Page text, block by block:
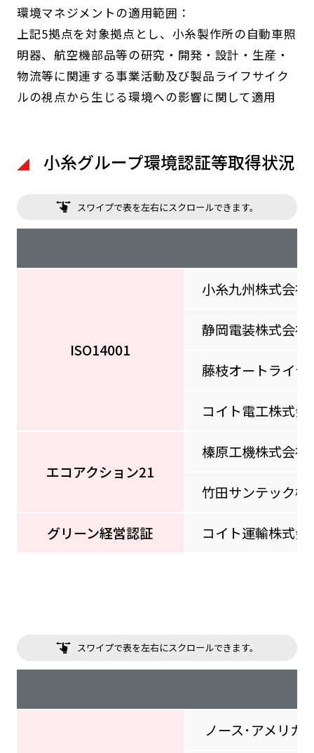
環境マネジメントの適用範囲：
上記5拠点を対象拠点とし、小糸製作所の自動車照
明器、航空機部品等の研究・開発・設計・生産・
物流等に関連する事業活動及び製品ライフサイク
ルの視点から生じる環境への影響に関して適用
小糸グループ環境認証等取得状況
スワイプで表を左右にスクロールできます。
ISO14001
小糸九州株式会社
静岡電装株式会社
藤枝オートライテ
コイト電工株式会
エコアクション21
榛原工機株式会社
竹田サンテック株
グリーン経営認証 コイト運輸株式会
スワイプで表を左右にスクロールできます。
ノース･アメリカ